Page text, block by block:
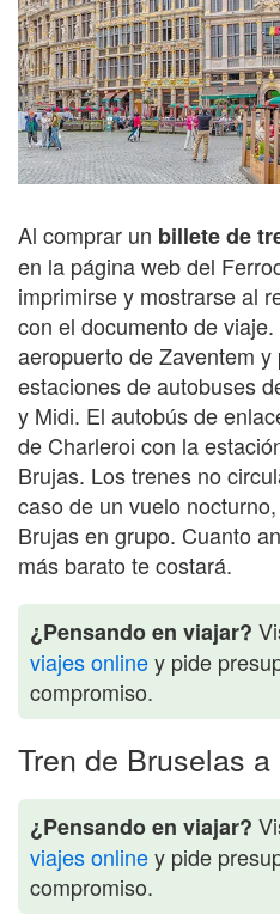
Al comprar un billete de
en la página web del
imprimirse y mostrarse al
con el documento de
aeropuerto de Zaventem
estaciones de autobuses
y Midi. El autobús de
de Charleroi con la
Brujas. Los trenes no
caso de un vuelo
Brujas en grupo. Cuanto
más barato te costará.
¿Pensando en viajar?
viajes onliney pide
compromiso.
Tren de Bruselas
¿Pensando en viajar?
viajes onliney pide
compromiso.